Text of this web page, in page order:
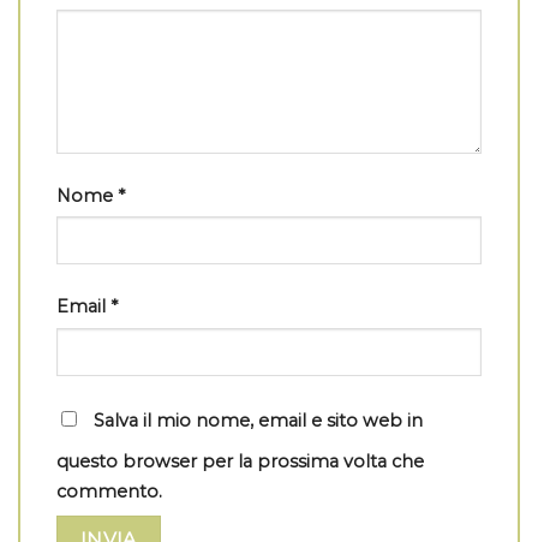
Nome *
Email *
Salva il mio nome, email e sito web in
questo browser per la prossima volta che
commento.